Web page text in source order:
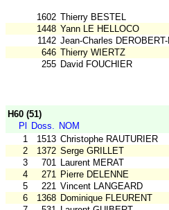
1602 Thierry BESTEL
1448 Yann LE HELLOCO
1142 Jean-Charles
646 Thierry WIERTZ
255 David FOUCHIER
H60 (51)
Pl
Doss. NOM
1
1513 Christophe RAUTURIER
2
1372 Serge GRILLET
3
701 Laurent MERAT
4
271 Pierre DELENNE
5
221 Vincent LANGEARD
6
1368 Dominique FLEURENT